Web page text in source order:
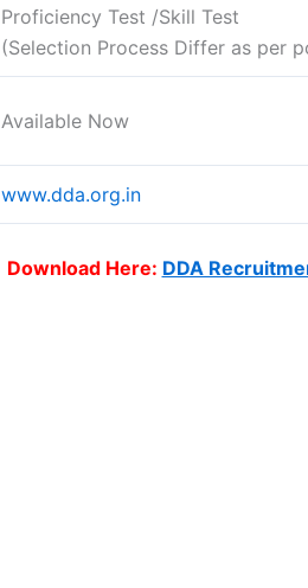
Proficiency Test /Skill Test
(Selection Process Differ as per
Available Now
www.dda.org.in
Download Here: DDA